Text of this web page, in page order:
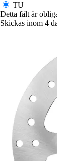
TU
Detta fält är
Skickas inom 4